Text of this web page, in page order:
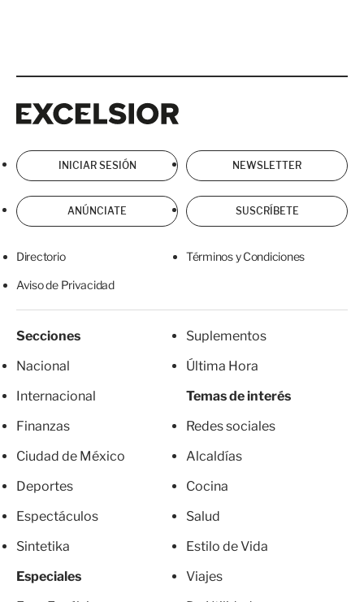
INICIAR SESIÓN NEWSLETTER
ANÚNCIATE SUSCRÍBETE
Directorio Términos y Condiciones
Aviso de Privacidad
Secciones
Nacional
Internacional
Finanzas
Ciudad de México
Deportes
Espectáculos
Sintetika
Especiales
Suplementos
Última Hora
Temas de interés
Redes sociales
Alcaldías
Cocina
Salud
Estilo de Vida
Viajes